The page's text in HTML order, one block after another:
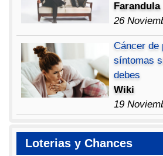
Farandula
26
Cáncer de
síntomas
debes
Wiki
19
Loterias y Chances